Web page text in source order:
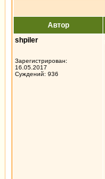
Автор
shpiler
Зарегистрирован:
16.05.2017
Суждений: 936